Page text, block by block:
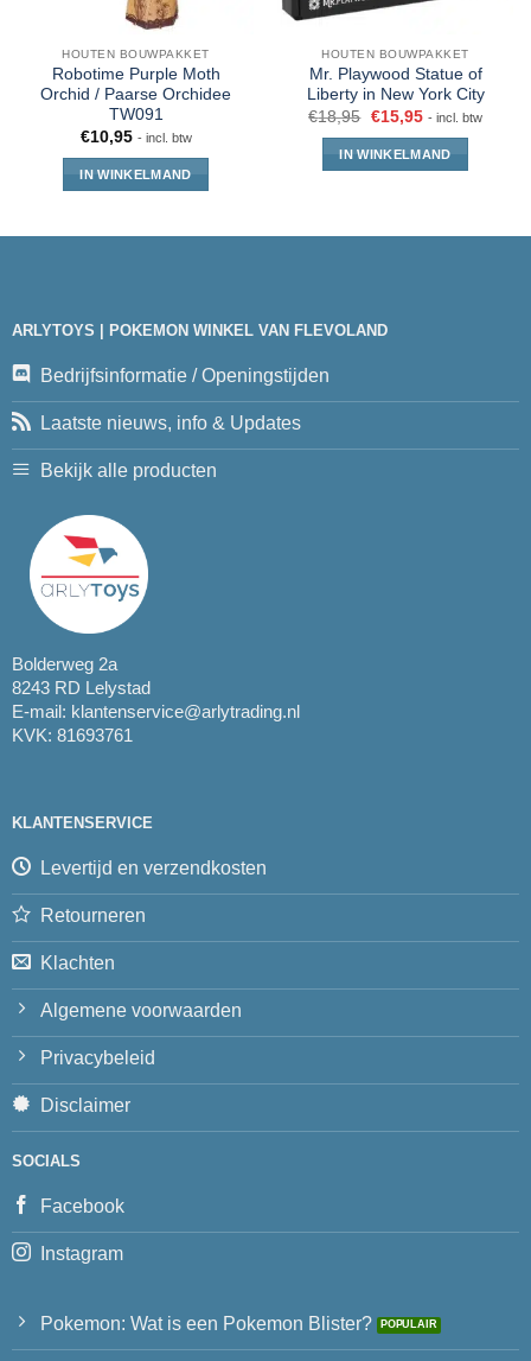
HOUTEN BOUWPAKKET
Robotime Purple Moth
Orchid / Paarse Orchidee
TW091
€10,95 - incl. btw
IN WINKELMAND
HOUTEN BOUWPAKKET
Mr. Playwood Statue of
Liberty in New York City
€18,95 €15,95 - incl. btw
IN WINKELMAND
ARLYTOYS | POKEMON WINKEL VAN FLEVOLAND
Bedrijfsinformatie / Openingstijden
Laatste nieuws, info & Updates
Bekijk alle producten
Bolderweg 2a
8243 RD Lelystad
E-mail: klantenservice@arlytrading.nl
KVK: 81693761
KLANTENSERVICE
Levertijd en verzendkosten
Retourneren
Klachten
Algemene voorwaarden
Privacybeleid
Disclaimer
SOCIALS
Facebook
Instagram
Pokemon: Wat is een Pokemon Blister?